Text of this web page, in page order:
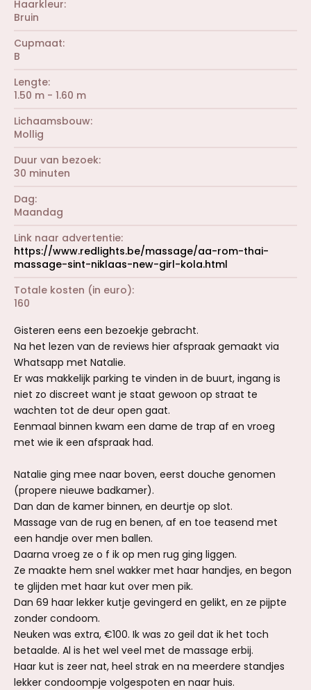
Haarkleur
Bruin
Cupmaat
B
Lengte
1.50 m - 1.60 m
Lichaamsbouw
Mollig
Duur van bezoek
30 minuten
Dag
Maandag
Link naar advertentie
https://www.redlights.be/massage/aa-rom-thai-
massage-sint-niklaas-new-girl-kola.html
Totale kosten (in euro)
160
Gisteren eens een bezoekje gebracht.
Na het lezen van de reviews hier afspraak gemaakt via
Whatsapp met Natalie.
Er was makkelijk parking te vinden in de buurt, ingang is
niet zo discreet want je staat gewoon op straat te
wachten tot de deur open gaat.
Eenmaal binnen kwam een dame de trap af en vroeg
met wie ik een afspraak had.
Natalie ging mee naar boven, eerst douche genomen
(propere nieuwe badkamer).
Dan dan de kamer binnen, en deurtje op slot.
Massage van de rug en benen, af en toe teasend met
een handje over men ballen.
Daarna vroeg ze o f ik op men rug ging liggen.
Ze maakte hem snel wakker met haar handjes, en begon
te glijden met haar kut over men pik.
Dan 69 haar lekker kutje gevingerd en gelikt, en ze pijpte
zonder condoom.
Neuken was extra, €100. Ik was zo geil dat ik het toch
betaalde. Al is het wel veel met de massage erbij.
Haar kut is zeer nat, heel strak en na meerdere standjes
lekker condoompje volgespoten en naar huis.